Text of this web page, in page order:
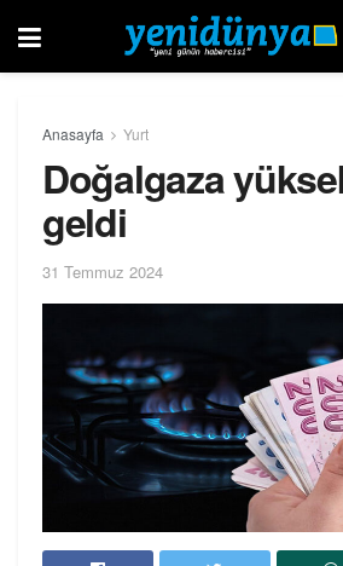
Anasayfa Yurt
Doğalgaza
geldi
31 Temmuz 2024